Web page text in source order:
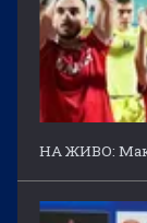
НА ЖИВО: